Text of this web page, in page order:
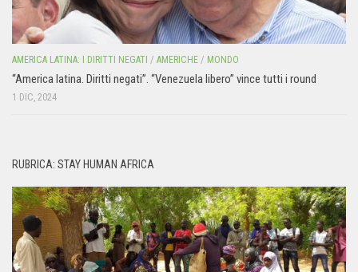
AMERICA LATINA: I DIRITTI NEGATI / AMERICHE / MONDO
“America latina. Diritti negati”. “Venezuela libero” vince tutti i round
1 DIC, 2024
RUBRICA: STAY HUMAN AFRICA